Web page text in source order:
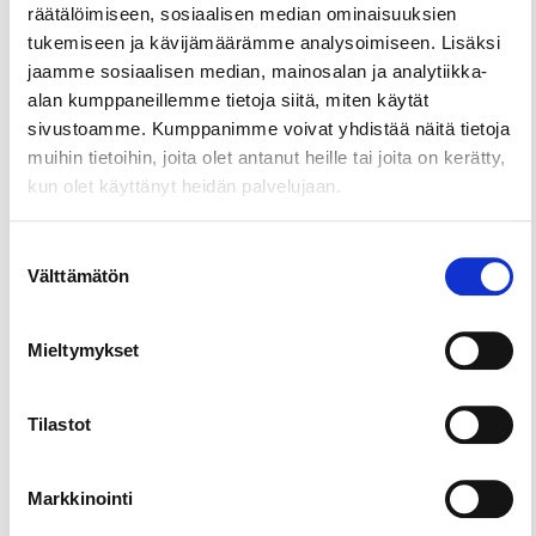
räätälöimiseen, sosiaalisen median ominaisuuksien
tukemiseen ja kävijämäärämme analysoimiseen. Lisäksi
jaamme sosiaalisen median, mainosalan ja analytiikka-
alan kumppaneillemme tietoja siitä, miten käytät
sivustoamme. Kumppanimme voivat yhdistää näitä tietoja
muihin tietoihin, joita olet antanut heille tai joita on kerätty,
kun olet käyttänyt heidän palvelujaan.
valinta
Välttämätön
Mieltymykset
Tilastot
Markkinointi
persoonallisessa kärrysaunassa.
Tentsile-puutelttoja on 2, ja molemmat ovat aina
saman porukan käytössä.
Sauna+Tentsile -paketti on varattavissa touko-
elokuussa. Tentsile-leiri on käytössänne klo 12-15 ja
kuormurin lavan rungon päälle, ja siinä on pieni
Peseytymään pääsee saunan puolella suihkussa.
kerrallaan – otathan tämän huomioon porukkasi
Lepohetken ja saunomisen hintaan kuuluu:
– Tentsile-leirin käyttö 1-6 henkilölle hinnoittelun